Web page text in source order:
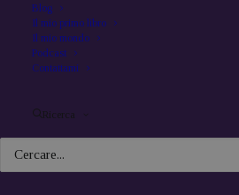
Blog
Il mio primo libro
Il mio mondo
Podcast
Contattami
Ricerca